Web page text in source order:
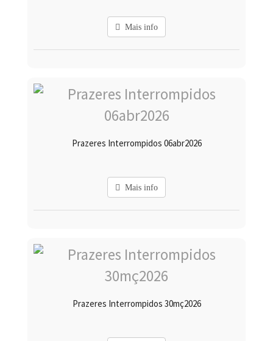
Mais info
Prazeres Interrompidos 06abr2026
Mais info
Prazeres Interrompidos 30mç2026